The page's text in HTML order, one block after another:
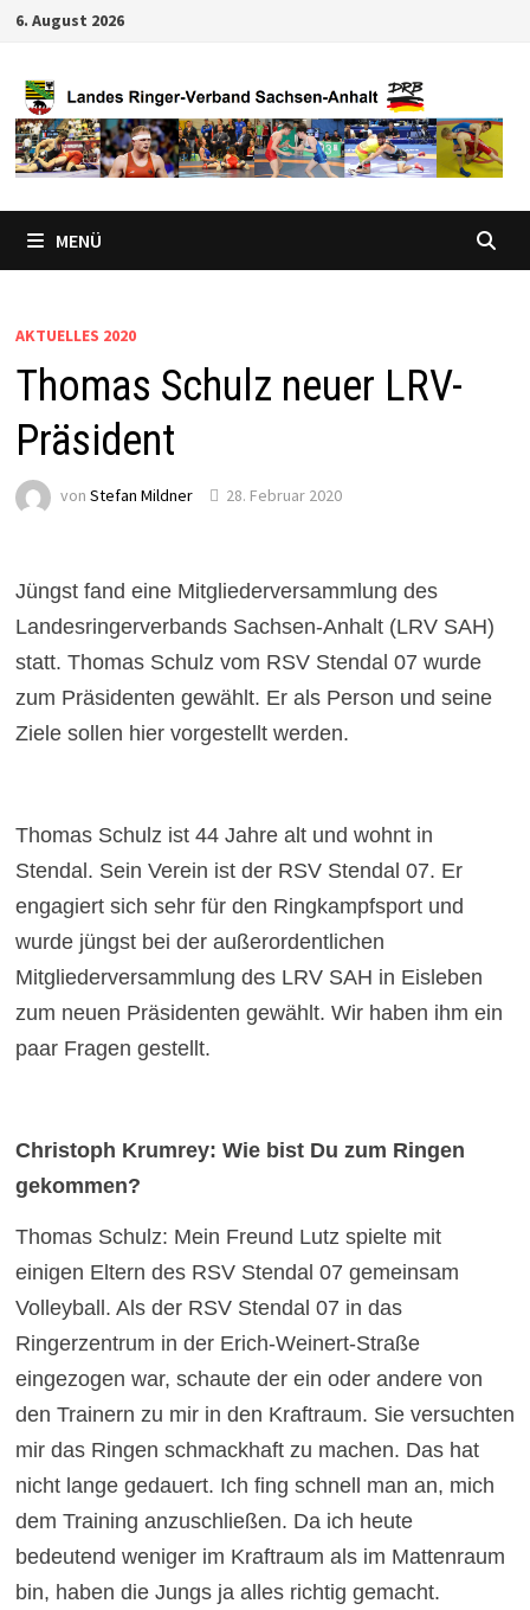
Zum
springen
6. August 2026
MENÜ
AKTUELLES 2020
Thomas Schulz neuer LRV-
Präsident
von Stefan Mildner 28. Februar 2020
Jüngst fand eine Mitgliederversammlung des
Landesringerverbands Sachsen-Anhalt (LRV SAH)
statt. Thomas Schulz vom RSV Stendal 07 wurde
zum Präsidenten gewählt. Er als Person und seine
Ziele sollen hier vorgestellt werden.
Thomas Schulz ist 44 Jahre alt und wohnt in
Stendal. Sein Verein ist der RSV Stendal 07. Er
engagiert sich sehr für den Ringkampfsport und
wurde jüngst bei der außerordentlichen
Mitgliederversammlung des LRV SAH in Eisleben
zum neuen Präsidenten gewählt. Wir haben ihm ein
paar Fragen gestellt.
Christoph Krumrey: Wie bist Du zum Ringen
gekommen?
Thomas Schulz: Mein Freund Lutz spielte mit
einigen Eltern des RSV Stendal 07 gemeinsam
Volleyball. Als der RSV Stendal 07 in das
Ringerzentrum in der Erich-Weinert-Straße
eingezogen war, schaute der ein oder andere von
den Trainern zu mir in den Kraftraum. Sie versuchten
mir das Ringen schmackhaft zu machen. Das hat
nicht lange gedauert. Ich fing schnell man an, mich
dem Training anzuschließen. Da ich heute
bedeutend weniger im Kraftraum als im Mattenraum
bin, haben die Jungs ja alles richtig gemacht.